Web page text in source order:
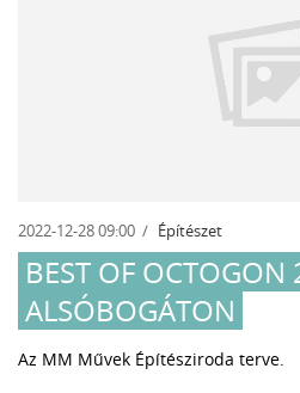
2022-12-28 09:00 Építészet
BEST OF
ALSÓBOGÁTON
Az MM Művek Építésziroda terve.